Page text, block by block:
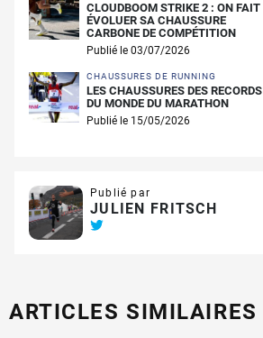
CLOUDBOOM STRIKE 2 : ON FAIT
ÉVOLUER SA CHAUSSURE
CARBONE DE COMPÉTITION
Publié le 03/07/2026
CHAUSSURES DE RUNNING
LES CHAUSSURES DES RECORDS
DU MONDE DU MARATHON
Publié le 15/05/2026
Publié par
JULIEN FRITSCH
ARTICLES SIMILAIRES